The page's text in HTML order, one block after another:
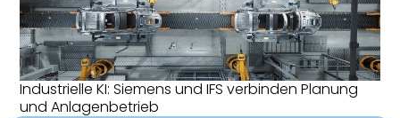
Industrielle KI: Siemens und IFS verbinden Planung
und Anlagenbetrieb